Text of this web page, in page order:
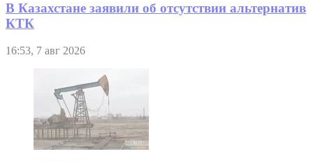
В Казахстане заявили об отсутствии альтернатив
КТК
16:53, 7 авг 2026